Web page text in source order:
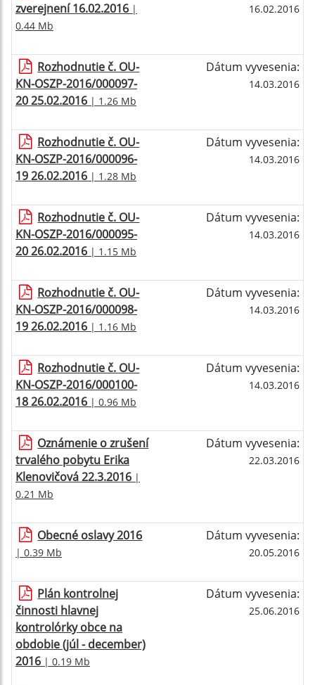
zverejnení 16.02.2016 |
0.44 Mb
16.02.2016
Rozhodnutie č. OU-
KN-OSZP-2016/000097-
20 25.02.2016 | 1.26 Mb
Dátum vyvesenia:
14.03.2016
Rozhodnutie č. OU-
KN-OSZP-2016/000096-
19 26.02.2016 | 1.28 Mb
Dátum vyvesenia:
14.03.2016
Rozhodnutie č. OU-
KN-OSZP-2016/000095-
20 26.02.2016 | 1.15 Mb
Dátum vyvesenia:
14.03.2016
Rozhodnutie č. OU-
KN-OSZP-2016/000098-
19 26.02.2016 | 1.16 Mb
Dátum vyvesenia:
14.03.2016
Rozhodnutie č. OU-
KN-OSZP-2016/000100-
18 26.02.2016 | 0.96 Mb
Dátum vyvesenia:
14.03.2016
Oznámenie o zrušení
trvalého pobytu Erika
Klenovičová 22.3.2016 |
0.21 Mb
Dátum vyvesenia:
22.03.2016
Obecné oslavy 2016
| 0.39 Mb
Dátum vyvesenia:
20.05.2016
Plán kontrolnej
činnosti hlavnej
kontrolórky obce na
obdobie (júl - december)
2016 | 0.19 Mb
Dátum vyvesenia:
25.06.2016